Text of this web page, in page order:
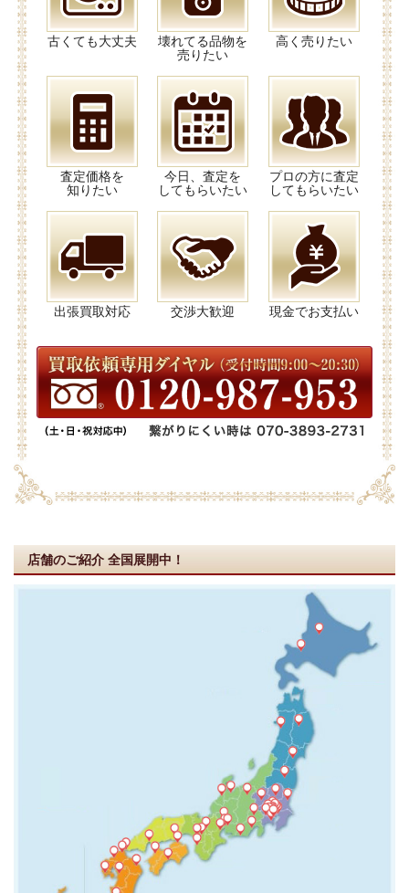
古くても大丈夫
壊れてる品物を
売りたい
高く売りたい
査定価格を
知りたい
今日、査定を
してもらいたい
プロの方に査定
してもらいたい
出張買取対応 交渉大歓迎 現金でお支払い
店舗のご紹介 全国展開中！